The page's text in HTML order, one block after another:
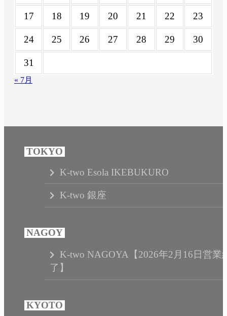
17 18 19 20 21 22 23
24 25 26 27 28 29 30
31
« 7月
K-two Esola IKEBUKURO
K-two 銀座
K-two NAGOYA【2026年2月16日営業
了】